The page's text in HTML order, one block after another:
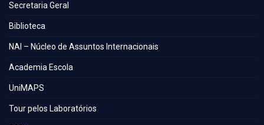
Secretaria Geral
Biblioteca
NAI – Núcleo de Assuntos Internacionais
Academia Escola
UniMAPS
Tour pelos Laboratórios